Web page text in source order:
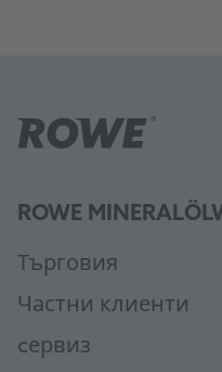
ROWE
Търговия
Частни клиенти
cервиз